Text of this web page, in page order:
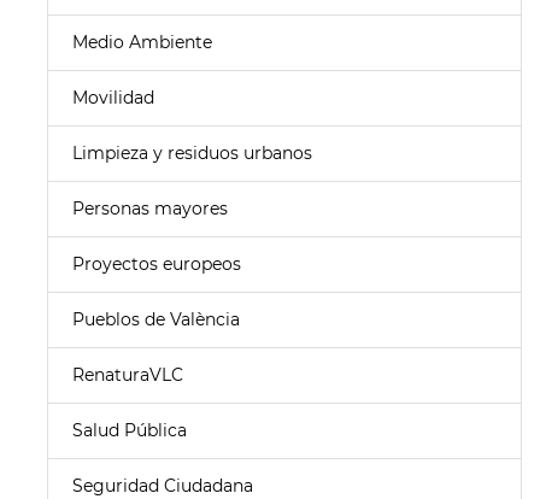
Medio Ambiente
Movilidad
Limpieza y residuos urbanos
Personas mayores
Proyectos europeos
Pueblos de València
RenaturaVLC
Salud Pública
Seguridad Ciudadana